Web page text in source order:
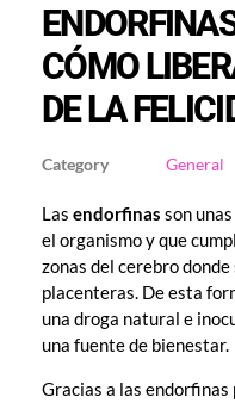
CÓMO
DE LA
General
Las endorfinas son
el organismo y que
zonas del cerebro
placenteras. De esta
una droga natural e
una fuente de bienestar.
Gracias a las